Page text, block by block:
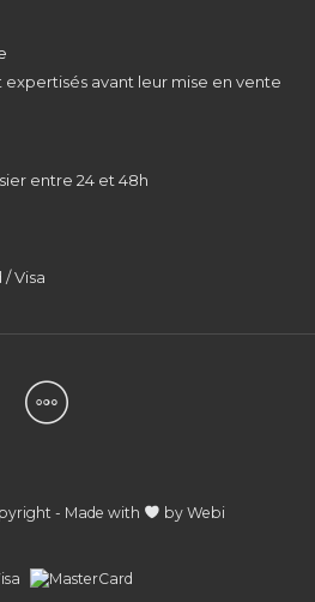
expertisés avant leur mise en vente
entre 24 et 48h
Visa
- Made with by Webi